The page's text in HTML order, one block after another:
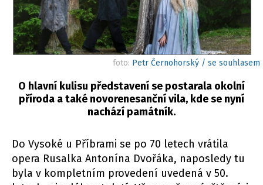
foto: Petr Černohorský / se souhlasem
O hlavní kulisu představení se postarala okolní
příroda a také novorenesanční vila, kde se nyní
nachází památník.
Do Vysoké u Příbrami se po 70 letech vrátila
opera Rusalka Antonína Dvořáka, naposledy tu
byla v kompletním provedení uvedená v 50.